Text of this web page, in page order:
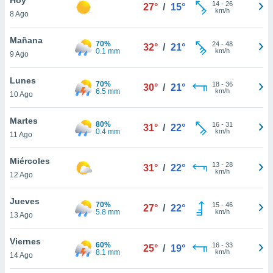
en
más
nuestra
de
cookies
aceptar
8 Ago
27° / 15° 14- 26
km/h
Mañana
9 Ago
70%
0.1 mm
32° / 21° 24- 48
km/h
Lunes
10 Ago
70%
6.5 mm
30° / 21° 18- 36
km/h
Martes
11 Ago
80%
0.4 mm
31° / 22° 16- 31
km/h
Miércoles
12 Ago
31° / 22° 13- 28
km/h
Jueves
13 Ago
70%
5.8 mm
27° / 22° 15- 46
km/h
Viernes
14 Ago
60%
8.1 mm
25° / 19° 16- 33
km/h